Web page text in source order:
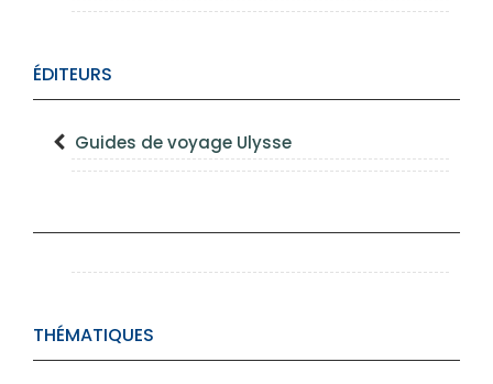
ÉDITEURS
Guides de voyage Ulysse
THÉMATIQUES